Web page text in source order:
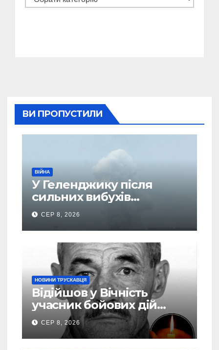
ВИ ПРОПУСТИЛИ
ВІЙНА
У Геленджику після
сильних вибухів
почалася масова
евакуація
СЕР 8, 2026
НОВИНИ ТРУСКАВЦЯ
Відійшов у Вічність
учасник бойових дій
Василь Іваникович зі
Станилі
СЕР 8, 2026